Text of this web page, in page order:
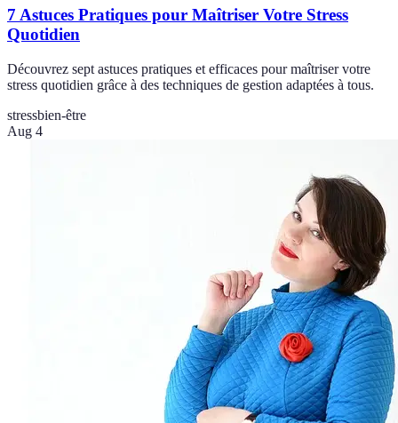
7 Astuces Pratiques pour Maîtriser Votre Stress
Quotidien
Découvrez sept astuces pratiques et efficaces pour maîtriser votre
stress quotidien grâce à des techniques de gestion adaptées à tous.
stressbien-être
Aug 4